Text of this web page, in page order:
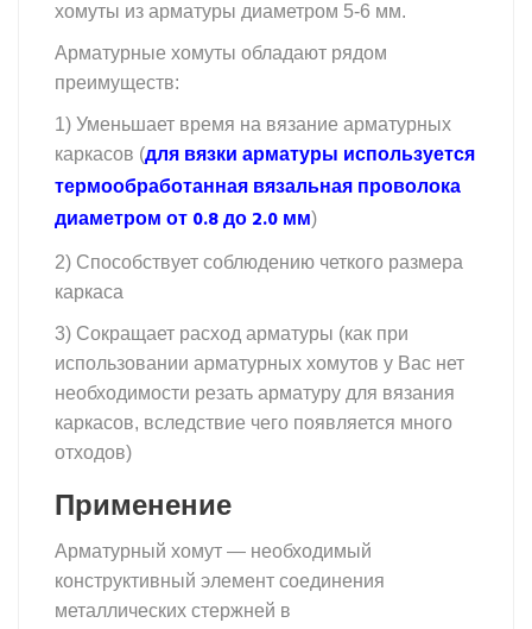
хомуты из арматуры диаметром 5-6 мм.
Арматурные хомуты обладают рядом
преимуществ:
1) Уменьшает время на вязание арматурных
каркасов (для вязки арматуры используется
термообработанная вязальная проволока
диаметром от 0.8 до 2.0 мм)
2) Способствует соблюдению четкого размера
каркаса
3) Сокращает расход арматуры (как при
использовании арматурных хомутов у Вас нет
необходимости резать арматуру для вязания
каркасов, вследствие чего появляется много
отходов)
Применение
Арматурный хомут — необходимый
конструктивный элемент соединения
металлических стержней в